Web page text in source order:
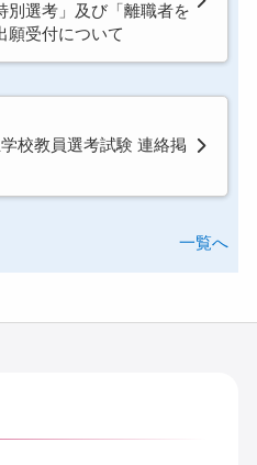
別選考」及び「離職者を
願受付について
校教員選考試験 連絡掲
一覧へ